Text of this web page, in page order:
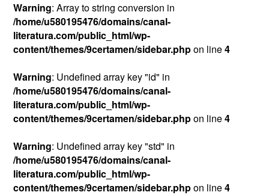
Warning: Array to string conversion in
/home/u580195476/domains/canal-
literatura.com/public_html/wp-
content/themes/9certamen/sidebar.phpon line4
Warning: Undefined array key "id" in
/home/u580195476/domains/canal-
literatura.com/public_html/wp-
content/themes/9certamen/sidebar.phpon line4
Warning: Undefined array key "std" in
/home/u580195476/domains/canal-
literatura.com/public_html/wp-
content/themes/9certamen/sidebar.phpon line4